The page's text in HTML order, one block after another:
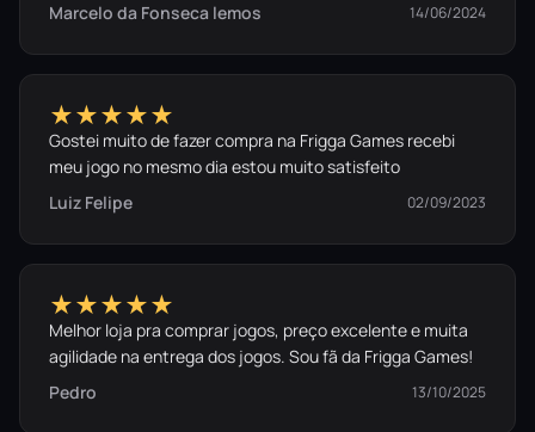
Marcelo da Fonseca lemos
14/06/2024
★★★★★
Gostei muito de fazer compra na Frigga Games recebi
meu jogo no mesmo dia estou muito satisfeito
Luiz Felipe
02/09/2023
★★★★★
Melhor loja pra comprar jogos, preço excelente e muita
agilidade na entrega dos jogos. Sou fã da Frigga Games!
Pedro
13/10/2025